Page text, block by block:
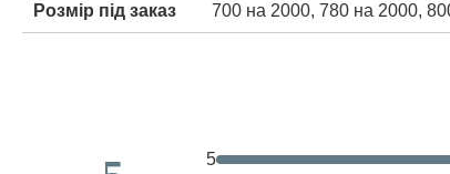
Розмір під заказ 700 на 2000, 780 на 2000,
5